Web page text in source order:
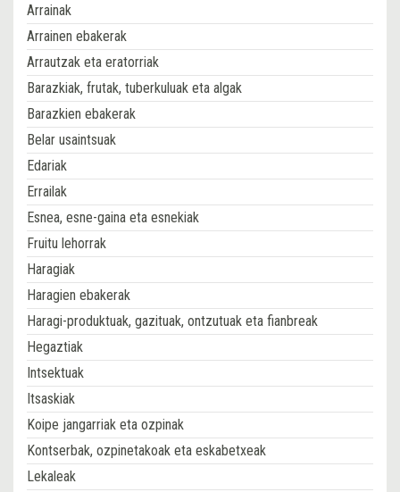
Arrainak
Arrainen ebakerak
Arrautzak eta eratorriak
Barazkiak, frutak, tuberkuluak eta algak
Barazkien ebakerak
Belar usaintsuak
Edariak
Errailak
Esnea, esne-gaina eta esnekiak
Fruitu lehorrak
Haragiak
Haragien ebakerak
Haragi-produktuak, gazituak, ontzutuak eta fianbreak
Hegaztiak
Intsektuak
Itsaskiak
Koipe jangarriak eta ozpinak
Kontserbak, ozpinetakoak eta eskabetxeak
Lekaleak